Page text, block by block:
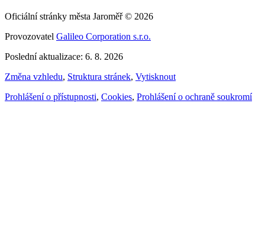
Oficiální stránky města Jaroměř © 2026
Provozovatel Galileo Corporation s.r.o.
Poslední aktualizace: 6. 8. 2026
Změna vzhledu, Struktura stránek, Vytisknout
Prohlášení o přístupnosti, Cookies, Prohlášení o ochraně soukromí